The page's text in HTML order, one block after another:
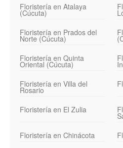
Floristería en Atalaya
(Cúcuta)
Floristería en Prados del
Norte (Cúcuta)
Floristería en Quinta
Oriental (Cúcuta)
Floristería en Villa del
Rosario
Floristería en El Zulia
Floristería en Chinácota